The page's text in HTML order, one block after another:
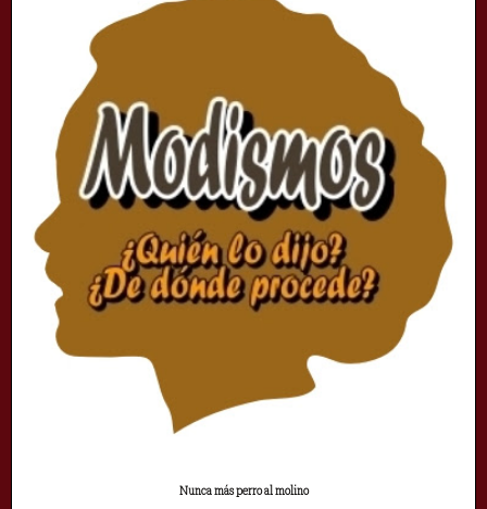
Nunca más perro al molino